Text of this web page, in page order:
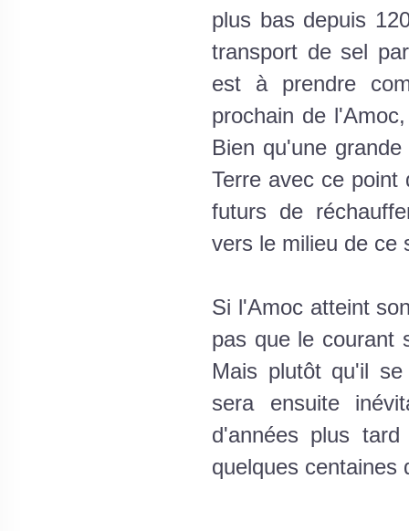
plus bas depuis
transport de sel
est à prendre
prochain de
Bien qu'une
Terre avec ce point
futurs de
vers le milieu de ce
Si l'Amoc atteint
pas que le courant
Mais plutôt qu'il
sera ensuite
d'années plus
quelques centaines